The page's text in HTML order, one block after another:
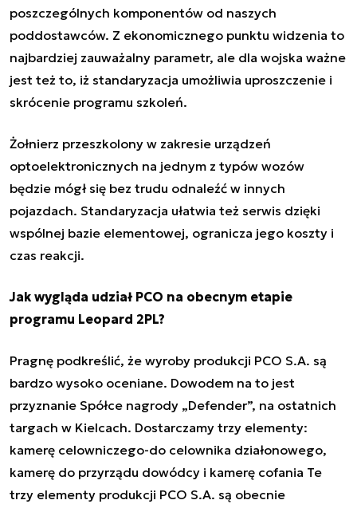
poszczególnych komponentów od naszych
poddostawców. Z ekonomicznego punktu widzenia to
najbardziej zauważalny parametr, ale dla wojska ważne
jest też to, iż standaryzacja umożliwia uproszczenie i
skrócenie programu szkoleń.
Żołnierz przeszkolony w zakresie urządzeń
optoelektronicznych na jednym z typów wozów
będzie mógł się bez trudu odnaleźć w innych
pojazdach. Standaryzacja ułatwia też serwis dzięki
wspólnej bazie elementowej, ogranicza jego koszty i
czas reakcji.
Jak wygląda udział PCO na obecnym etapie
programu Leopard 2PL?
Pragnę podkreślić, że wyroby produkcji PCO S.A. są
bardzo wysoko oceniane. Dowodem na to jest
przyznanie Spółce nagrody „Defender”, na ostatnich
targach w Kielcach. Dostarczamy trzy elementy:
kamerę celowniczego-do celownika działonowego,
kamerę do przyrządu dowódcy i kamerę cofania Te
trzy elementy produkcji PCO S.A. są obecnie